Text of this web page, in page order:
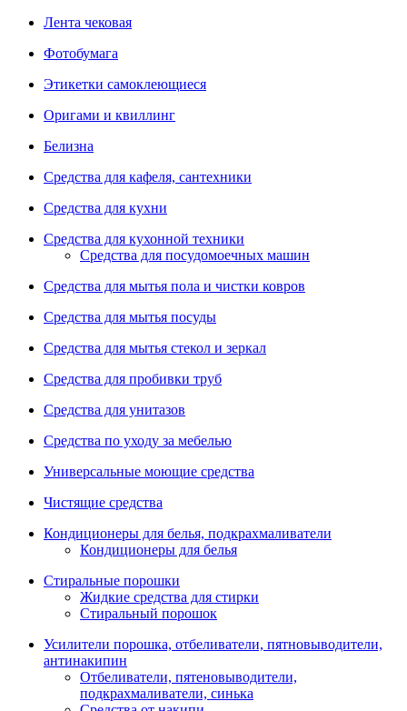
Лента чековая
Фотобумага
Этикетки самоклеющиеся
Оригами и квиллинг
Белизна
Средства для кафеля, сантехники
Средства для кухни
Средства для кухонной техники
Средства для посудомоечных машин
Средства для мытья пола и чистки ковров
Средства для мытья посуды
Средства для мытья стекол и зеркал
Средства для пробивки труб
Средства для унитазов
Средства по уходу за мебелью
Универсальные моющие средства
Чистящие средства
Кондиционеры для белья, подкрахмаливатели
Кондиционеры для белья
Стиральные порошки
Жидкие средства для стирки
Стиральный порошок
Усилители порошка, отбеливатели, пятновыводители,
антинакипин
Отбеливатели, пятеновыводители,
подкрахмаливатели, синька